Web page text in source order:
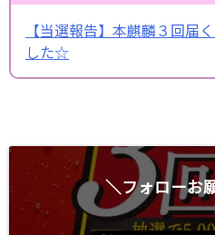
【当選報告】本麒麟３回届
した☆
＼フォローお